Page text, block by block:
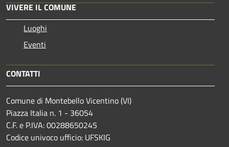
VIVERE IL COMUNE
Luoghi
Eventi
CONTATTI
Comune di Montebello Vicentino (VI)
Piazza Italia n. 1 - 36054
C.F. e P.IVA: 00288650245
Codice univoco ufficio: UFSKIG